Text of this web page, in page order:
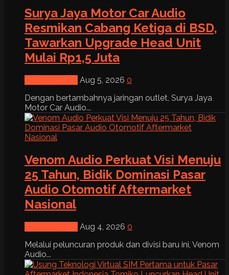
Surya Jaya Motor Car Audio
Resmikan Cabang Ketiga di BSD,
Tawarkan Upgrade Head Unit
Mulai Rp1,5 Juta
Aug 5, 2026 0
Dengan bertambahnya jaringan outlet, Surya Jaya
Motor Car Audio...
Venom Audio Perkuat Visi Menuju
25 Tahun, Bidik Dominasi Pasar
Audio Otomotif Aftermarket
Nasional
Aug 4, 2026 0
Melalui peluncuran produk dan divisi baru ini, Venom
Audio...